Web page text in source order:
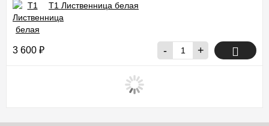
Т1 Лиственница белая
3 600 ₽ - +